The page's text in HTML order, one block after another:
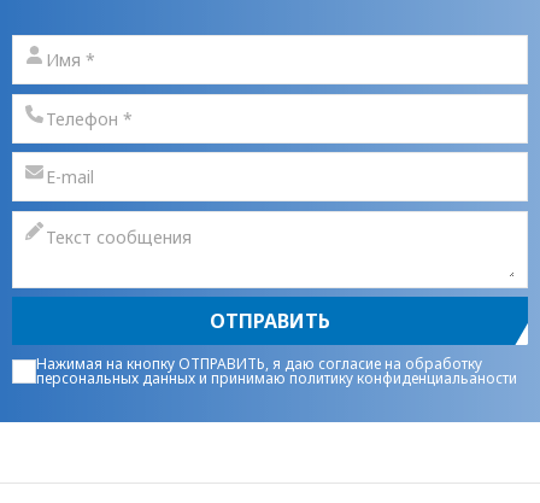
ОТПРАВИТЬ
Нажимая на кнопку ОТПРАВИТЬ, я даю согласие на обработку
персональных данныхи принимаюполитику конфиденциальаности